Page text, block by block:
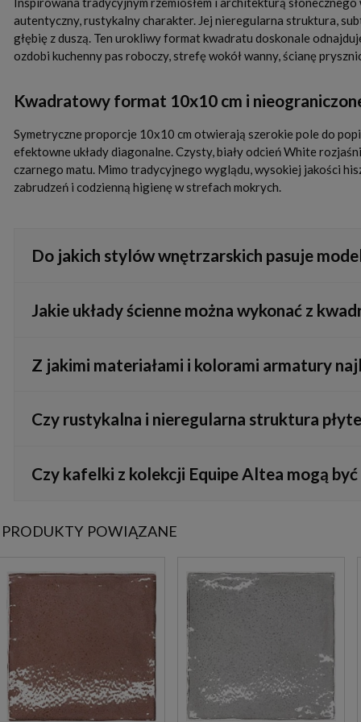
autentyczny, rustykalny charakter. Jej nieregularna struktura,
głębię z duszą. Ten urokliwy format kwadratu doskonale
ozdobi kuchenny pas roboczy, strefę wokół wanny, ścianę
Kwadratowy format 10x10 cm i
Symetryczne proporcje 10x10 cm otwierają szerokie pole do
efektowne układy diagonalne. Czysty, biały odcień White
czarnego matu. Mimo tradycyjnego wyglądu, wysokiej jakości
zabrudzeń i codzienną higienę w strefach mokrych.
Do jakich stylów wnętrzarskich pasuje
charakteru.
Jakie układy ścienne można wykonać z
ścianie.
Z jakimi materiałami i kolorami armatury
czerni.
Czy rustykalna i nieregularna struktura
plamami i ułatwia mycie.
Czy kafelki z kolekcji Equipe Altea mogą
panującego na posadzkach.
PRODUKTY POWIĄZANE